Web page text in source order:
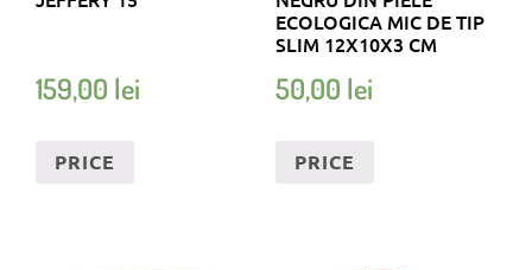
159,00 lei
PRICE
ECOLOGICA MIC DE TIP
SLIM 12X10X3 CM
50,00 lei
PRICE